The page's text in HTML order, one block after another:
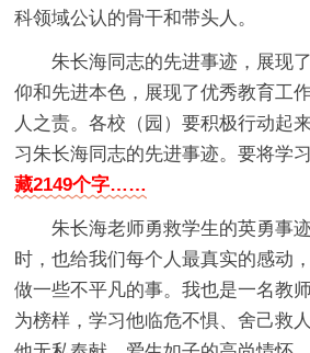
科领域公认的骨干和带头人。
朱长海同志的先进事迹，展现
仰和先进本色，展现了优秀教育工
人之责。各校（园）要积极行动起
习朱长海同志的先进事迹。要将学
藏2149个字……
朱长海老师勇救学生的英勇事
时，也给我们每个人最真实的感动
做一些不平凡的事。我也是一名教
为榜样，学习他临危不惧、舍己救